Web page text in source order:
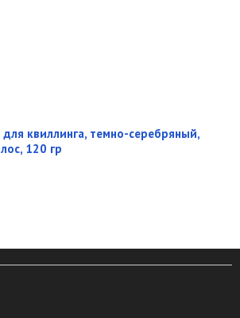
квиллинга, темно-серебряный,
120 гр